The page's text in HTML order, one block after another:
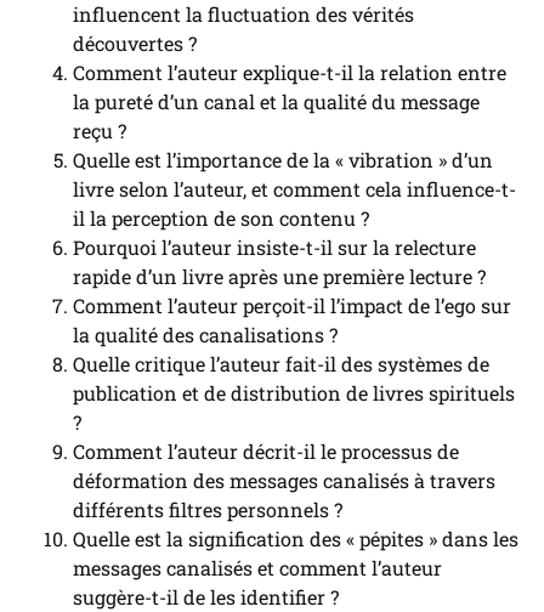
influencent la fluctuation des vérités
découvertes ?
Comment l’auteur explique-t-il la relation entre
la pureté d’un canal et la qualité du message
reçu ?
Quelle est l’importance de la « vibration » d’un
livre selon l’auteur, et comment cela influence-t-
il la perception de son contenu ?
Pourquoi l’auteur insiste-t-il sur la relecture
rapide d’un livre après une première lecture ?
Comment l’auteur perçoit-il l’impact de l’ego sur
la qualité des canalisations ?
Quelle critique l’auteur fait-il des systèmes de
publication et de distribution de livres spirituels
?
Comment l’auteur décrit-il le processus de
déformation des messages canalisés à travers
différents filtres personnels ?
Quelle est la signification des « pépites » dans les
messages canalisés et comment l’auteur
suggère-t-il de les identifier ?